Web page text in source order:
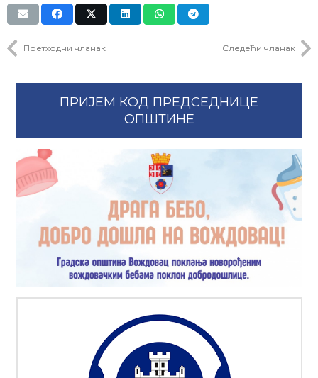
Претходни чланак Следећи чланак
ПРИЈЕМ КОД ПРЕДСЕДНИЦЕ
ОПШТИНЕ